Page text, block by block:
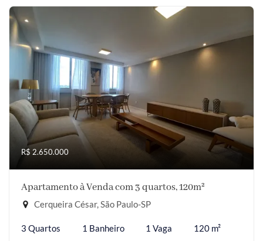
R$ 2.650.000
Apartamento à Venda com 3 quartos, 120m²
Cerqueira César, São Paulo-SP
3 Quartos 1 Banheiro 1 Vaga 120 m²